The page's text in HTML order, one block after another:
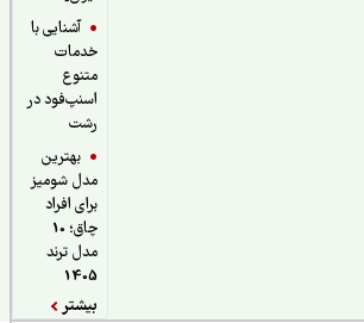
آشنایی با
خدمات
اسنپ‌فود در
بهترین
مدل شومیز
برای افراد
چاق؛ 10
مدل ترند